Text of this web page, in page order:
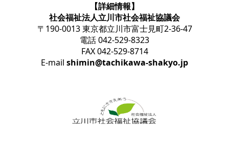
【詳細情報】
社会福祉法人立川市社会福祉協議会
〒190-0013 東京都立川市富士見町2-36-47
電話 042-529-8323
FAX 042-529-8714
E-mail shimin@tachikawa-shakyo.jp